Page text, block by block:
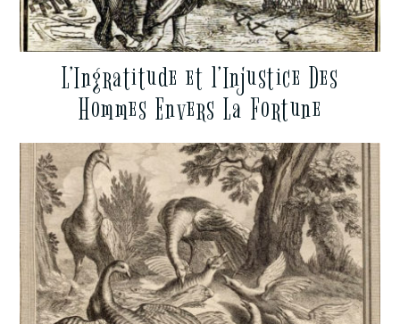
L’Ingratitude et l’Injustice Des
Hommes Envers La Fortune